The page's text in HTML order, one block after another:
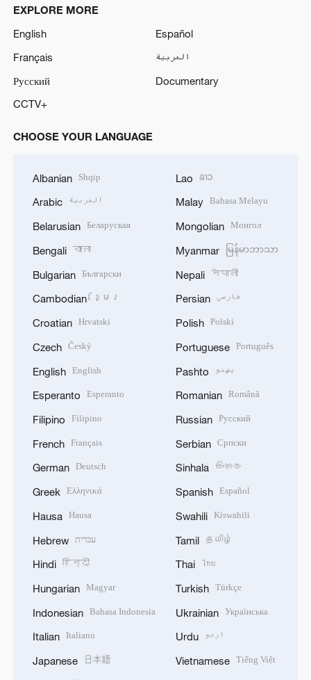
EXPLORE MORE
English
Español
Français
العربية
Русский
Documentary
CCTV+
CHOOSE YOUR LANGUAGE
Albanian Shqip
Arabic العربية
Belarusian Беларуская
Bengali বাংলা
Bulgarian Български
Cambodian ខ្មែរ
Croatian Hrvatski
Czech Český
English English
Esperanto Esperanto
Filipino Filipino
French Français
German Deutsch
Greek Ελληνικά
Hausa Hausa
Hebrew עברית
Hindi हिन्दी
Hungarian Magyar
Indonesian Bahasa Indonesia
Italian Italiano
Japanese 日本語
Lao ລາວ
Malay Bahasa Melayu
Mongolian Монгол
Myanmar မြန်မာဘာသာ
Nepali नेपाली
Persian فارسی
Polish Polski
Portuguese Português
Pashto پښتو
Romanian Română
Russian Русский
Serbian Српски
Sinhala සිංහල
Spanish Español
Swahili Kiswahili
Tamil தமிழ்
Thai ไทย
Turkish Türkçe
Ukrainian Українська
Urdu اردو
Vietnamese Tiếng Việt